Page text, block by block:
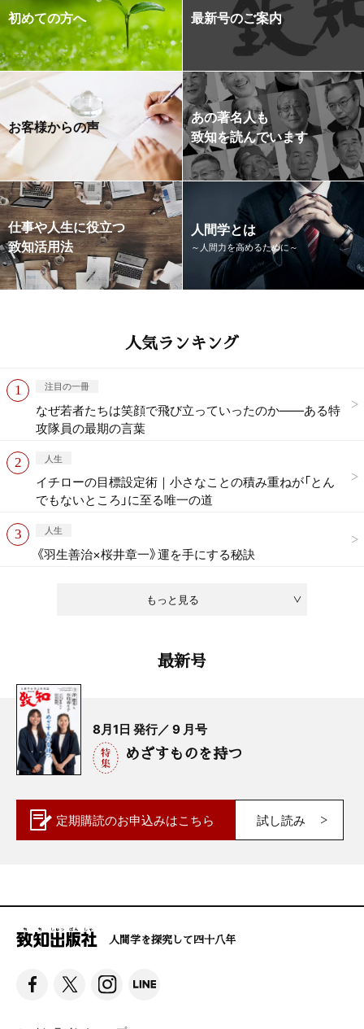
初めての方へ 最新号のご案内
お客様からの声
あの著名人も
致知を読んでいます
仕事や人生に役立つ
致知活用法
人間学とは
～人間力を高めるために～
人気ランキング
もっと見る
注目の一冊
なぜ若者たちは笑顔で飛び立っていったのか——ある特
攻隊員の最期の言葉
人生
イチローの目標設定術｜小さなことの積み重ねが「とん
でもないところ」に至る唯一の道
人生
《羽生善治×桜井章一》運を手にする秘訣
最新号
8月1日 発行／ 9 月号
めざすものを持つ
定期購読のお申込みはこちら 試し読み
人間学を探究して四十八年